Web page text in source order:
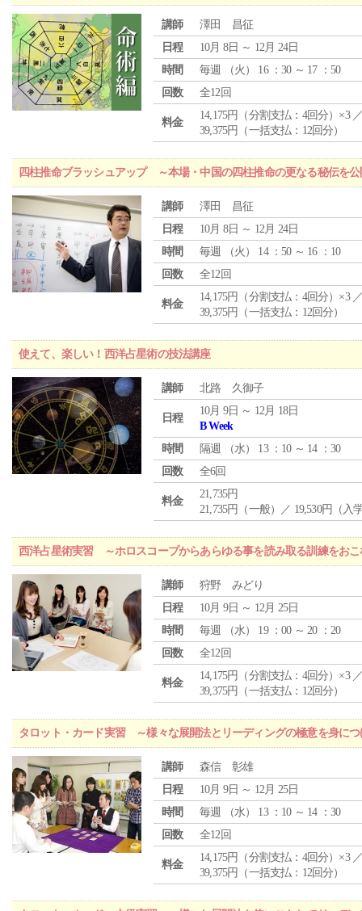
講師
澤田 昌征
日程
10月 8日 ～ 12月 24日
時間
毎週 （火 ） 16 ：30 ～ 17 ：50
回数
全12回
料金
14,175円（分割支払：4回分）×3
39,375円（一括支払：12回分）
四柱推命ブラッシュアップ ～本場・中国の四柱推命の更なる秘伝を
講師
澤田 昌征
日程
10月 8日 ～ 12月 24日
時間
毎週 （火 ） 14 ：50 ～ 16 ：10
回数
全12回
料金
14,175円（分割支払：4回分）×3
39,375円（一括支払：12回分）
使えて、楽しい！西洋占星術の技法講座
講師 北路 久御子
日程
10月 9日 ～ 12月 18日
B Week
時間
隔週 （水） 13 ：10 ～ 14 ：30
回数
全6回
料金
21,735円
21,735円（一般）／ 19,530円（入
西洋占星術実習 ～ホロスコープからあらゆる事を読み取る訓練をおこ
講師
狩野 みどり
日程
10月 9日 ～ 12月 25日
時間
毎週 （水） 19 ：00 ～ 20 ：20
回数
全12回
料金
14,175円（分割支払：4回分）×3
39,375円（一括支払：12回分）
タロット・カード実習 ～様々な展開法とリーディングの極意を身につ
講師
森信 彰雄
日程
10月 9日 ～ 12月 25日
時間
毎週 （水） 13 ：10 ～ 14 ：30
回数
全12回
料金
14,175円（分割支払：4回分）×3
39,375円（一括支払：12回分）